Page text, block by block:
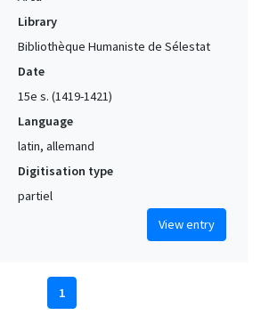
Library
Bibliothèque Humaniste de Sélestat
Date
15e s. (1419-1421)
Language
latin, allemand
Digitisation type
partiel
View entry
1